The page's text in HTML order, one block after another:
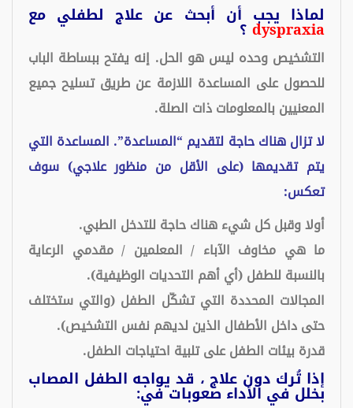
لماذا يجب أن أبحث عن علاج لطفلي مع
dyspraxia ؟
التشخيص وحده ليس هو الحل. إنه يفتح ببساطة الباب
للحصول على المساعدة اللازمة عن طريق تسليح جميع
المعنيين بالمعلومات ذات الصلة.
لا تزال هناك حاجة لتقديم “المساعدة”. المساعدة التي
يتم تقديمها (على الأقل من منظور علاجي) سوف
تعكس:
أولا وقبل كل شيء هناك حاجة للتدخل الطبي.
ما هي مخاوف الآباء / المعلمين / مقدمي الرعاية
بالنسبة للطفل (أي أهم التحديات الوظيفية).
المجالات المحددة التي تشكّل الطفل (والتي ستختلف
حتى داخل الأطفال الذين لديهم نفس التشخيص).
قدرة بيئات الطفل على تلبية احتياجات الطفل.
إذا تُرك دون علاج ، قد يواجه الطفل المصاب
بخلل في الأداء صعوبات في: